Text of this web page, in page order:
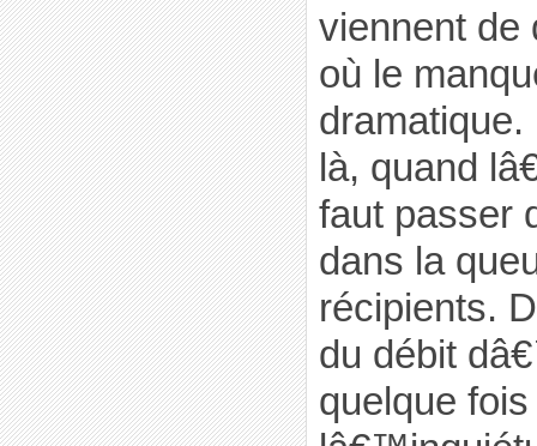
viennent de
où le
là, quand
faut passer
dans la
récipients.
du débit
quelque